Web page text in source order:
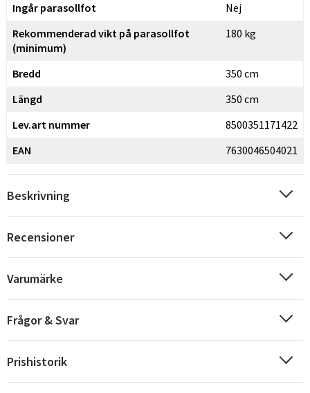
Ingår parasollfot
Nej
Rekommenderad vikt på parasollfot
(minimum)
180 kg
Bredd
350 cm
Längd
350 cm
Lev.art nummer
8500351171422
EAN
7630046504021
Beskrivning
Recensioner
Varumärke
Frågor & Svar
Prishistorik